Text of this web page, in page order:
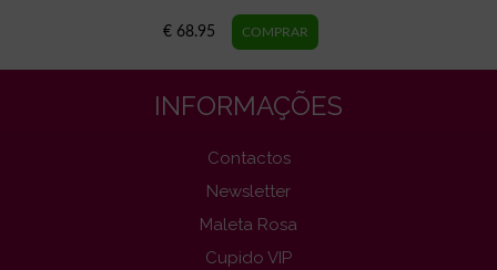
€ 68.95
INFORMAÇÕES
Contactos
Newsletter
Maleta Rosa
Cupido VIP